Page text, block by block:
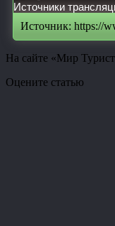
Источники
Источник: https://
На сайте «Мир
Оцените статью